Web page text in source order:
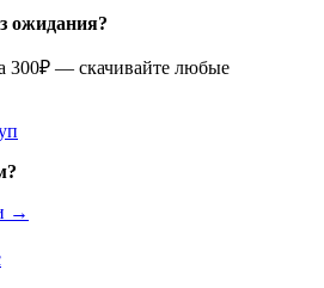
ожидания?
300₽ — скачивайте любые
→